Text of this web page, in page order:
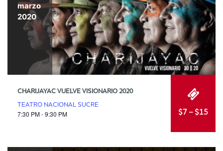
marzo
2020
CHARIJAYAC VUELVE VISIONARIO 2020
TEATRO NACIONAL SUCRE
7:30 PM - 9:30 PM $7 – $15